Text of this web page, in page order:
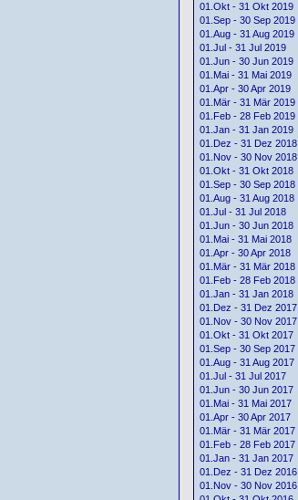
01.Okt - 31 Okt 2019
01.Sep - 30 Sep 2019
01.Aug - 31 Aug 2019
01.Jul - 31 Jul 2019
01.Jun - 30 Jun 2019
01.Mai - 31 Mai 2019
01.Apr - 30 Apr 2019
01.Mär - 31 Mär 2019
01.Feb - 28 Feb 2019
01.Jan - 31 Jan 2019
01.Dez - 31 Dez 2018
01.Nov - 30 Nov 2018
01.Okt - 31 Okt 2018
01.Sep - 30 Sep 2018
01.Aug - 31 Aug 2018
01.Jul - 31 Jul 2018
01.Jun - 30 Jun 2018
01.Mai - 31 Mai 2018
01.Apr - 30 Apr 2018
01.Mär - 31 Mär 2018
01.Feb - 28 Feb 2018
01.Jan - 31 Jan 2018
01.Dez - 31 Dez 2017
01.Nov - 30 Nov 2017
01.Okt - 31 Okt 2017
01.Sep - 30 Sep 2017
01.Aug - 31 Aug 2017
01.Jul - 31 Jul 2017
01.Jun - 30 Jun 2017
01.Mai - 31 Mai 2017
01.Apr - 30 Apr 2017
01.Mär - 31 Mär 2017
01.Feb - 28 Feb 2017
01.Jan - 31 Jan 2017
01.Dez - 31 Dez 2016
01.Nov - 30 Nov 2016